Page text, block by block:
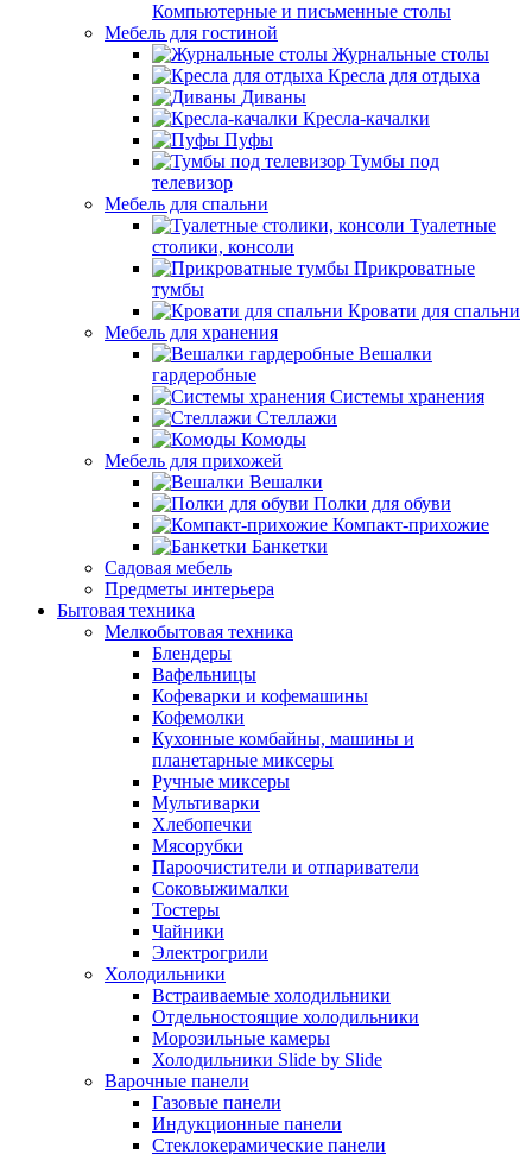
Компьютерные и письменные столы
Мебель для гостиной
Журнальные столы
Кресла для отдыха
Диваны
Кресла-качалки
Пуфы
Тумбы под
телевизор
Мебель для спальни
Туалетные
столики, консоли
Прикроватные
тумбы
Кровати для спальни
Мебель для хранения
Вешалки
гардеробные
Системы хранения
Стеллажи
Комоды
Мебель для прихожей
Вешалки
Полки для обуви
Компакт-прихожие
Банкетки
Садовая мебель
Предметы интерьера
Бытовая техника
Мелкобытовая техника
Блендеры
Вафельницы
Кофеварки и кофемашины
Кофемолки
Кухонные комбайны, машины и
планетарные миксеры
Ручные миксеры
Мультиварки
Хлебопечки
Мясорубки
Пароочистители и отпариватели
Соковыжималки
Тостеры
Чайники
Электрогрили
Холодильники
Встраиваемые холодильники
Отдельностоящие холодильники
Морозильные камеры
Холодильники Slide by Slide
Варочные панели
Газовые панели
Индукционные панели
Стеклокерамические панели